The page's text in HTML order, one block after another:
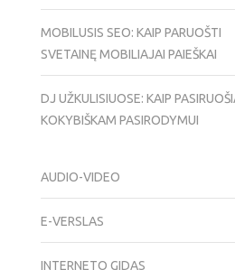
MOBILUSIS SEO: KAIP PARUOŠTI
SVETAINĘ MOBILIAJAI PAIEŠKAI
DJ UŽKULISIUOSE: KAIP
KOKYBIŠKAM PASIRODYMUI
AUDIO-VIDEO
E-VERSLAS
INTERNETO GIDAS